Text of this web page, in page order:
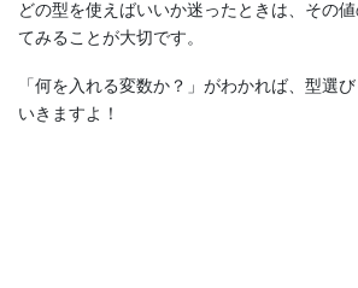
どの型を使えばいいか迷ったときは、その
てみることが大切です。
「何を入れる変数か？」がわかれば、型選
いきますよ！